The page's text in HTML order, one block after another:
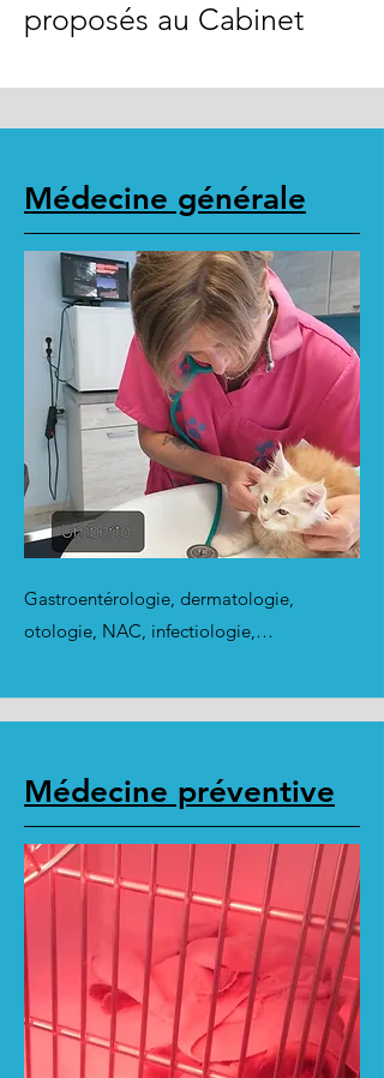
proposés au Cabinet
Médecine générale
Gastroentérologie, dermatologie,
otologie, NAC, infectiologie,…
Médecine préventive